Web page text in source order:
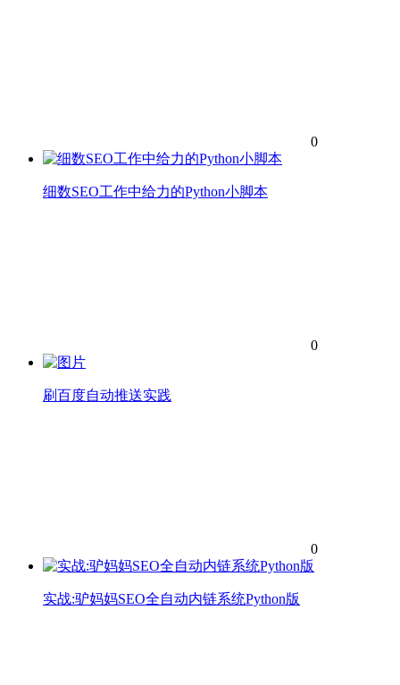
0
细数SEO工作中给力的Python小脚本
0
刷百度自动推送实践
0
实战:驴妈妈SEO全自动内链系统Python版